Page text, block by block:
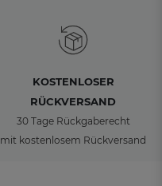
KOSTENLOSER
RÜCKVERSAND
30 Tage Rückgaberecht
mit kostenlosem Rückversand